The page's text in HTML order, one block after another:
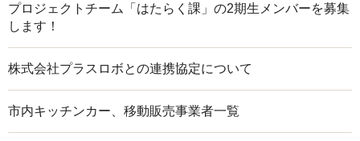
プロジェクトチーム「はたらく課」の2期生メンバーを募集
します！
株式会社プラスロボとの連携協定について
市内キッチンカー、移動販売事業者一覧